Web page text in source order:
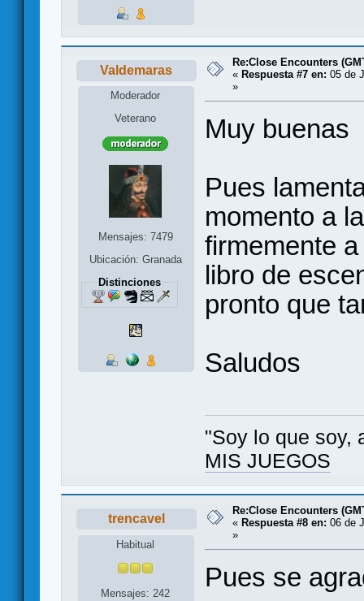
Valdemaras
Moderador
Veterano
Mensajes: 7479
Ubicación: Granada
Distinciones
Re:Close Encounters
« Respuesta #7 en: 05 de
»
Muy
Pues
momento a
firmemente
libro de
pronto que
Saludos
"Soy lo que soy,
MIS JUEGOS
trencavel
Habitual
Mensajes: 242
Re:Close Encounters
« Respuesta #8 en: 06 de
»
Pues se